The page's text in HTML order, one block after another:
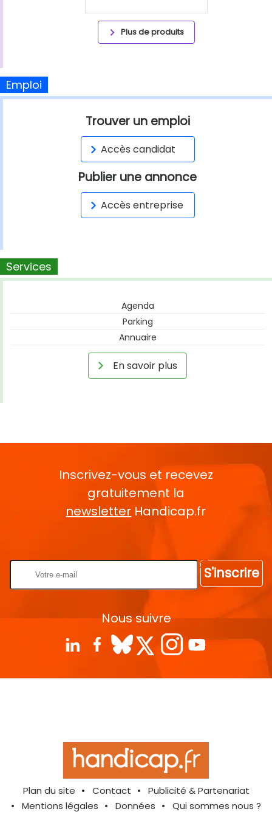
Plus de produits
Emploi
Trouver un emploi
Accès candidat
Publier une annonce
Accès entreprise
Services
Agenda
Parking
Annuaire
En savoir plus
Inscrivez-vous et recevez
gratuitement la
newsletter Handicap.fr
S'inscrire
Nous suivre
Plan du site Contact
Publicité & Partenariat
Mentions légales
Données Qui sommes nous ?